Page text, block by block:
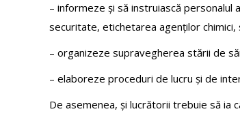
– informeze și să instruiască personalul
securitate, etichetarea agenților
– organizeze supravegherea stării de
– elaboreze proceduri de lucru și de
De asemenea, și lucrătorii trebuie să ia